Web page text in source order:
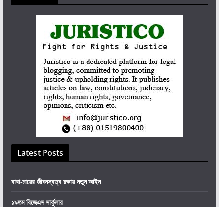
Latest Posts
বাবা-মায়ের জীবনস্বত্ব রক্ষায় নতুন আইন
১৯তম বিজেএস সার্কুলার